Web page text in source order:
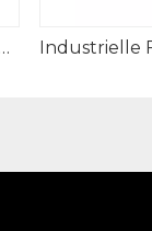
Industrielle Hochleistungs-Fleischwolfmühlen